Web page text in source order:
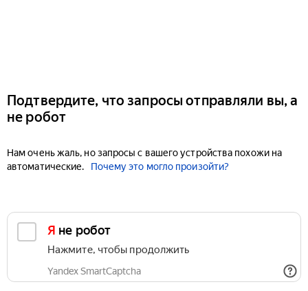
Подтвердите, что запросы отправляли вы, а
не робот
Нам очень жаль, но запросы с вашего устройства похожи на
автоматические.
Почему это могло произойти?
Я не робот
Нажмите, чтобы продолжить
Yandex SmartCaptcha